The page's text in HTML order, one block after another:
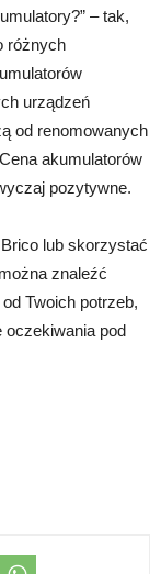
– tak,
różnych
urządzeń
od renomowanych
akumulatorów
pozytywne.
lub skorzystać
znaleźć
Twoich potrzeb,
oczekiwania pod